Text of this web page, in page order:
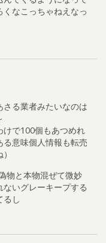
なこっちゃねえなっ
る業者みたいなのは
けで100個もあつめれ
意味個人情報も転売
物と本物混ぜて微妙
いグレーキープする
るし